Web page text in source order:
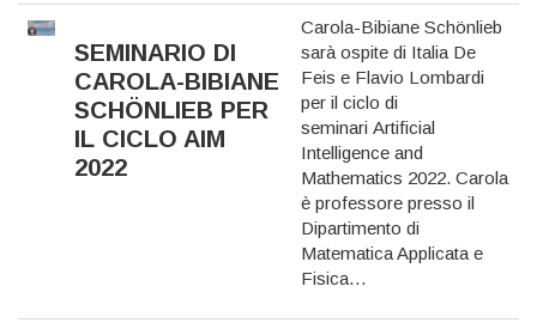
SEMINARIO DI
CAROLA-BIBIANE
SCHÖNLIEB PER
IL CICLO AIM
2022
Carola-Bibiane Schönlieb
sarà ospite di Italia De
Feis e Flavio Lombardi
per il ciclo di
seminari Artificial
Intelligence and
Mathematics 2022. Carola
è professore presso il
Dipartimento di
Matematica Applicata e
Fisica…